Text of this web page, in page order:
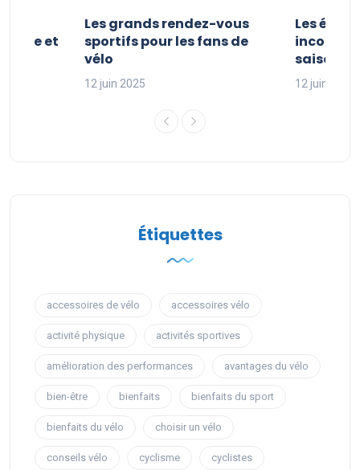
et
Les grands rendez-vous
sportifs pour les fans de
vélo
12 juin 2025
Les
saison
12 juin 2025
Étiquettes
accessoires de vélo accessoires vélo
activité physique activités sportives
amélioration des performances avantages du vélo
bien-être bienfaits bienfaits du sport
bienfaits du vélo choisir un vélo
conseils vélo cyclisme cyclistes